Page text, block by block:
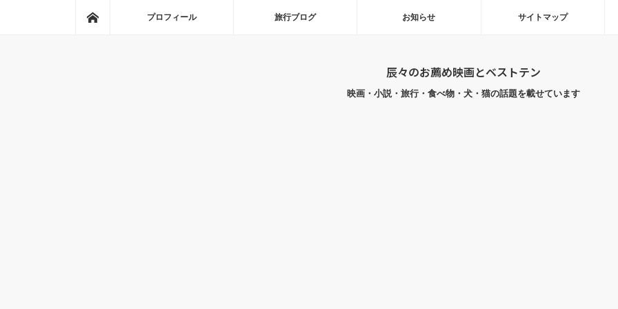
プロフィール 旅行ブログ お知らせ サイトマップ
辰々のお薦め映画とベストテン
映画・小説・旅行・食べ物・犬・猫の話題を載せています